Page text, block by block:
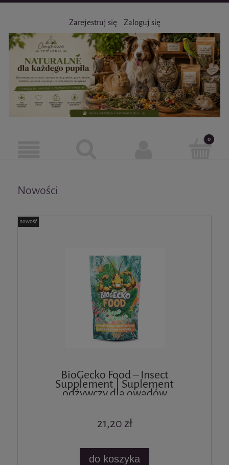
Zarejestruj się Zaloguj się
Nowości
BioGecko Food – Insect
Supplement | Suplement
odżywczy dla owadów
21,20 zł
do koszyka
nowość